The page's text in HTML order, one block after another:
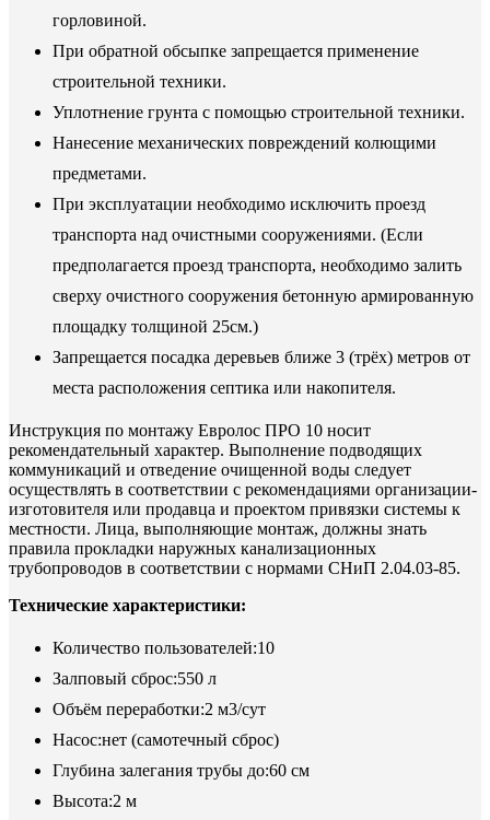
горловиной.
При обратной обсыпке запрещается применение
строительной техники.
Уплотнение грунта с помощью строительной техники.
Нанесение механических повреждений колющими
предметами.
При эксплуатации необходимо исключить проезд
транспорта над очистными сооружениями. (Если
предполагается проезд транспорта, необходимо залить
сверху очистного сооружения бетонную армированную
площадку толщиной 25см.)
Запрещается посадка деревьев ближе 3 (трёх) метров от
места расположения септика или накопителя.
Инструкция по монтажу Евролос ПРО 10 носит
рекомендательный характер. Выполнение подводящих
коммуникаций и отведение очищенной воды следует
осуществлять в соответствии с рекомендациями организации-
изготовителя или продавца и проектом привязки системы к
местности. Лица, выполняющие монтаж, должны знать
правила прокладки наружных канализационных
трубопроводов в соответствии с нормами СНиП 2.04.03-85.
Технические характеристики:
Количество пользователей:10
Залповый сброс:550 л
Объём переработки:2 м3/сут
Насос:нет (самотечный сброс)
Глубина залегания трубы до:60 см
Высота:2 м